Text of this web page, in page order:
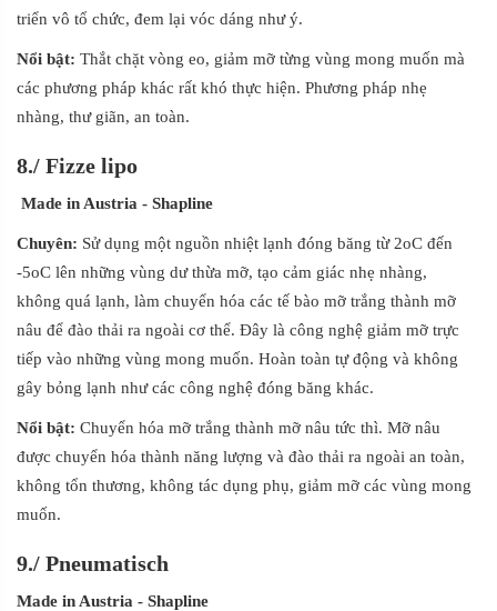
triển vô tổ chức, đem lại vóc dáng như ý.
Nổi bật: Thắt chặt vòng eo, giảm mỡ từng vùng mong muốn mà
các phương pháp khác rất khó thực hiện. Phương pháp nhẹ
nhàng, thư giãn, an toàn.
8./ Fizze lipo
Made in Austria - Shapline
Chuyên: Sử dụng một nguồn nhiệt lạnh đóng băng từ 2oC đến
-5oC lên những vùng dư thừa mỡ, tạo cảm giác nhẹ nhàng,
không quá lạnh, làm chuyển hóa các tế bào mỡ trắng thành mỡ
nâu để đào thải ra ngoài cơ thể. Đây là công nghệ giảm mỡ trực
tiếp vào những vùng mong muốn. Hoàn toàn tự động và không
gây bỏng lạnh như các công nghệ đóng băng khác.
Nổi bật: Chuyển hóa mỡ trắng thành mỡ nâu tức thì. Mỡ nâu
được chuyển hóa thành năng lượng và đào thải ra ngoài an toàn,
không tổn thương, không tác dụng phụ, giảm mỡ các vùng mong
muốn.
9./ Pneumatisch
Made in Austria - Shapline